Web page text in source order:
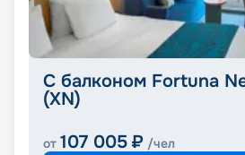
С балконом Fortuna
(XN)
от 107 005 ₽ /чел